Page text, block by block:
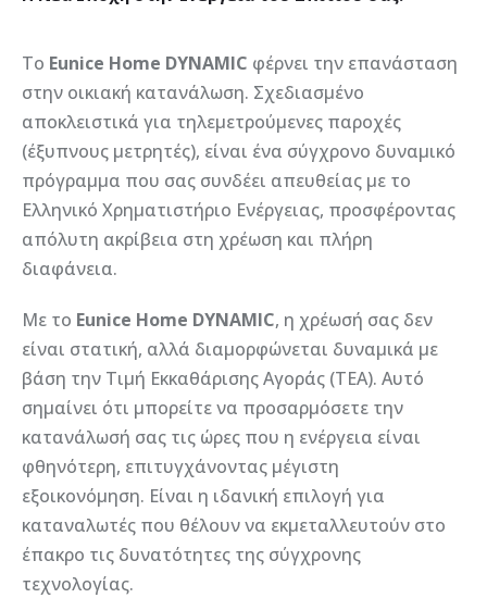
Το Eunice Home DYNAMIC φέρνει την επανάσταση
στην οικιακή κατανάλωση. Σχεδιασμένο
αποκλειστικά για τηλεμετρούμενες παροχές
(έξυπνους μετρητές), είναι ένα σύγχρονο δυναμικό
πρόγραμμα που σας συνδέει απευθείας με το
Ελληνικό Χρηματιστήριο Ενέργειας, προσφέροντας
απόλυτη ακρίβεια στη χρέωση και πλήρη
διαφάνεια.
Με το Eunice Home DYNAMIC, η χρέωσή σας δεν
είναι στατική, αλλά διαμορφώνεται δυναμικά με
βάση την Τιμή Εκκαθάρισης Αγοράς (ΤΕΑ). Αυτό
σημαίνει ότι μπορείτε να προσαρμόσετε την
κατανάλωσή σας τις ώρες που η ενέργεια είναι
φθηνότερη, επιτυγχάνοντας μέγιστη
εξοικονόμηση. Είναι η ιδανική επιλογή για
καταναλωτές που θέλουν να εκμεταλλευτούν στο
έπακρο τις δυνατότητες της σύγχρονης
τεχνολογίας.